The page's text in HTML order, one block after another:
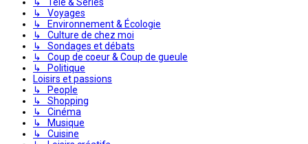
↳ Voyages
↳ Environnement & Écologie
↳ Culture de chez moi
↳ Sondages et débats
↳ Coup de coeur & Coup de gueule
↳ Politique
Loisirs et passions
↳ People
↳ Shopping
↳ Cinéma
↳ Musique
↳ Cuisine